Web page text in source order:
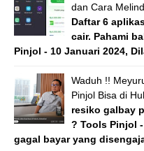
dan Cara
Daftar 6
cair. Pahami
Pinjol - 10 Januari 2024,
Waduh !!
Pinjol Bisa di
resiko galbay
? Tools Pinjol
gagal bayar yang